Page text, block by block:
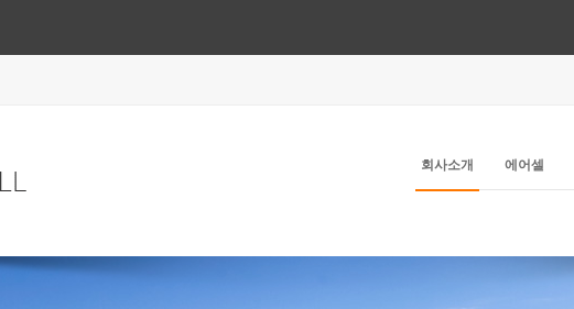
회사소개 에어셀